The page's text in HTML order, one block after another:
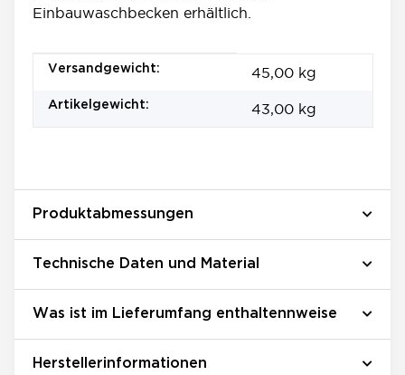
Einbauwaschbecken erhältlich.
Produkteigenschaft
Wert
Versandgewicht: 45,00 kg
Artikelgewicht: 43,00 kg
Produktabmessungen
Technische Daten und Material
Was ist im Lieferumfang enthaltennweise
Herstellerinformationen